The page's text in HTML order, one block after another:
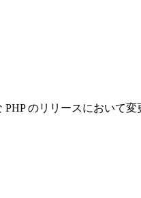
のリリースにおいて変